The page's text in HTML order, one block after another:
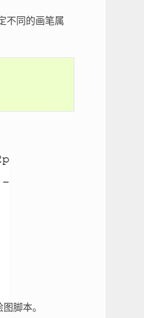
不同的画笔属
脚本。